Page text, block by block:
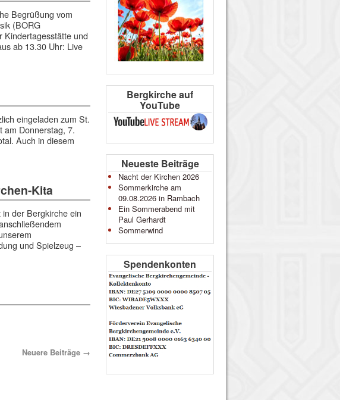
Begrüßung vom
(BORG
Kindertagesstätte und
ab 13.30 Uhr: Live
eingeladen zum St.
am Donnerstag, 7.
Auch in diesem
Kita
der Bergkirche ein
und Spielzeug –
Neuere Beiträge →
Bergkirche auf
YouTube
Neueste Beiträge
Nacht der Kirchen 2026
Sommerkirche am
09.08.2026 in Rambach
Ein Sommerabend mit
Paul Gerhardt
Sommerwind
Spendenkonten